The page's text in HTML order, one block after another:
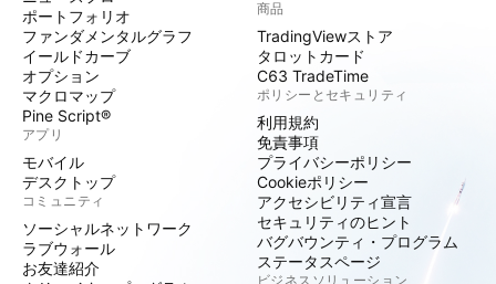
ポートフォリオ
ファンダメンタルグラフ
イールドカーブ
オプション
マクロマップ
Pine Script®
アプリ
モバイル
デスクトップ
コミュニティ
ソーシャルネットワーク
ラブウォール
お友達紹介
商品
TradingViewストア
タロットカード
C63 TradeTime
ポリシーとセキュリティ
利用規約
免責事項
プライバシーポリシー
Cookieポリシー
アクセシビリティ宣言
セキュリティのヒント
バグバウンティ・プログラム
ステータスページ
ビジネスソリューション